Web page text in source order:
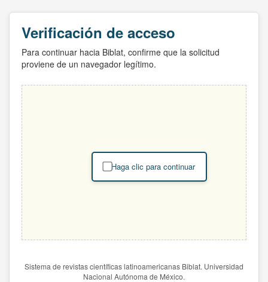
Verificación de acceso
Para continuar hacia Biblat, confirme que la solicitud
proviene de un navegador legítimo.
Haga clic para continuar
Sistema de revistas científicas latinoamericanas Biblat. Universidad
Nacional Autónoma de México.